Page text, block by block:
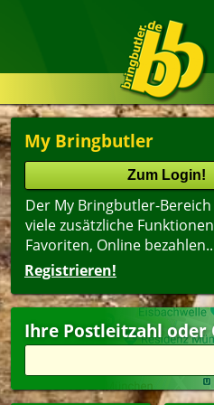
My Bringbutler
Der My Bringbutler-
viele zusätzliche
Favoriten, Online
Registrieren!
Ihre Postleitzahl oder
(ältester Shop zuerst)